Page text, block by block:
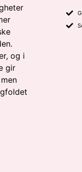
og i
gir